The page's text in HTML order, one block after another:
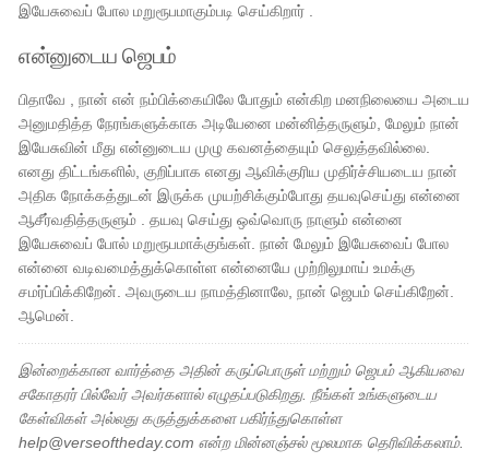
இயேசுவைப் போல மறுரூபமாகும்படி செய்கிறார் .
என்னுடைய ஜெபம்
பிதாவே , நான் என் நம்பிக்கையிலே போதும் என்கிற மனநிலையை அடைய
அனுமதித்த நேரங்களுக்காக அடியேனை மன்னித்தருளும், மேலும் நான்
இயேசுவின் மீது என்னுடைய முழு கவனத்தையும் செலுத்தவில்லை.
எனது திட்டங்களில், குறிப்பாக எனது ஆவிக்குரிய முதிர்ச்சியடைய நான்
அதிக நோக்கத்துடன் இருக்க முயற்சிக்கும்போது தயவுசெய்து என்னை
ஆசீர்வதித்தருளும் . தயவு செய்து ஒவ்வொரு நாளும் என்னை
இயேசுவைப் போல் மறுரூபமாக்குங்கள். நான் மேலும் இயேசுவைப் போல
என்னை வடிவமைத்துக்கொள்ள என்னையே முற்றிலுமாய் உமக்கு
சமர்ப்பிக்கிறேன். அவருடைய நாமத்தினாலே, நான் ஜெபம் செய்கிறேன்.
ஆமென்.
இன்றைக்கான வார்த்தை அதின் கருப்பொருள் மற்றும் ஜெபம் ஆகியவை
சகோதரர் பில்வேர் அவர்களால் எழுதப்படுகிறது. நீங்கள் உங்களுடைய
கேள்விகள் அல்லது கருத்துக்களை பகிர்ந்துகொள்ள
help@verseoftheday.com என்ற மின்னஞ்சல் மூலமாக தெரிவிக்கலாம்.